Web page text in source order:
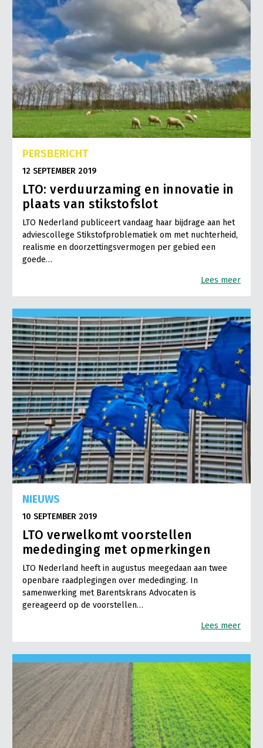
PERSBERICHT
12 SEPTEMBER 2019
LTO: verduurzaming en innovatie in
plaats van stikstofslot
LTO Nederland publiceert vandaag haar bijdrage aan het
adviescollege Stikstofproblematiek om met nuchterheid,
realisme en doorzettingsvermogen per gebied een
goede…
Lees meer
NIEUWS
10 SEPTEMBER 2019
LTO verwelkomt voorstellen
mededinging met opmerkingen
LTO Nederland heeft in augustus meegedaan aan twee
openbare raadplegingen over mededinging. In
samenwerking met Barentskrans Advocaten is
gereageerd op de voorstellen…
Lees meer